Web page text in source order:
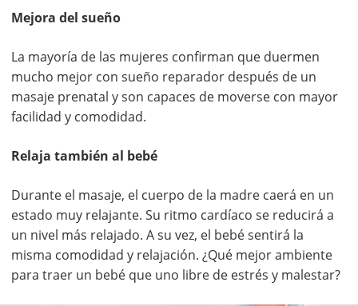
Mejora del sueño
La mayoría de las mujeres confirman que duermen
mucho mejor con sueño reparador después de un
masaje prenatal y son capaces de moverse con mayor
facilidad y comodidad.
Relaja también al bebé
Durante el masaje, el cuerpo de la madre caerá en un
estado muy relajante. Su ritmo cardíaco se reducirá a
un nivel más relajado. A su vez, el bebé sentirá la
misma comodidad y relajación. ¿Qué mejor ambiente
para traer un bebé que uno libre de estrés y malestar?